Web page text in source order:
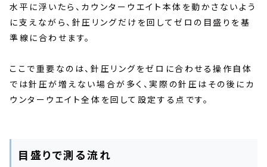
水平に浮いたら、カウンターウエイト本体を動かさないよう
に支えながら、針圧リングだけを回してゼロの目盛りを基
準線に合わせます。
ここで重要なのは、針圧リングをゼロに合わせる操作自体
では針圧が増えない場合が多く、実際の針圧はその後にカ
ウンターウエイト全体を回して設定する点です。
目盛りで測る流れ